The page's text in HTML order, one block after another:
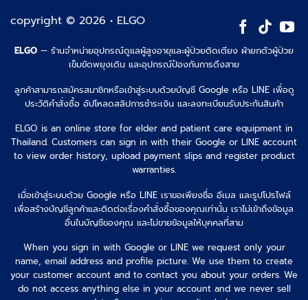
copyright © 2026 • ELGO
ELGO — ร้านจำหน่ายอุปกรณ์ดูแลผู้สูงอายุและผู้ป่วยติดเตียง ผ้ายกตัวผู้ป่วย
เข็มขัดพยุงเดิน และอุปกรณ์ป้องกันการดึงสาย
ลูกค้าสามารถสมัครสมาชิกหรือเข้าสู่ระบบด้วยบัญชี Google หรือ LINE เพื่อดู
ประวัติคำสั่งซื้อ อัปโหลดสลิปการชำระเงิน และลงทะเบียนรับประกันสินค้า
ELGO is an online store for elder and patient care equipment in
Thailand. Customers can sign in with their Google or LINE account
to view order history, upload payment slips and register product
warranties.
เมื่อเข้าสู่ระบบด้วย Google หรือ LINE เราขอเพียงชื่อ อีเมล และรูปโปรไฟล์
เพื่อสร้างบัญชีลูกค้าและติดต่อเรื่องคำสั่งซื้อของคุณเท่านั้น เราไม่เข้าถึงข้อมูล
อื่นในบัญชีของคุณ และไม่ขายข้อมูลให้บุคคลที่สาม
When you sign in with Google or LINE we request only your
name, email address and profile picture. We use them to create
your customer account and to contact you about your orders. We
do not access anything else in your account and we never sell